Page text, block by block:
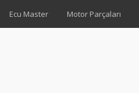
Ecu Master Motor Parçaları